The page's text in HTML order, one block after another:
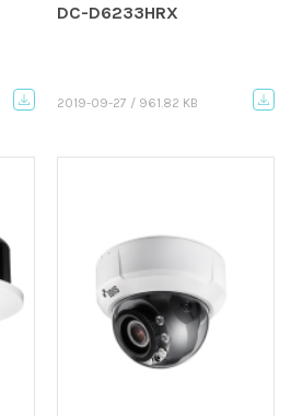
DC-D6233HRX
2019-09-27 / 961.82 KB